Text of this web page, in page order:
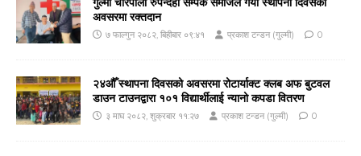
अवसरमा रक्तदान
७ फाल्गुन २०८२, बिहीबार ०९:४१ प्रकाश टन्डन (गुल्मी) 0
२४औँ स्थापना दिवसको अवसरमा रोटार्याक्ट क्लब अफ बुटवल
डाउन टाउनद्वारा १०१ विद्यार्थीलाई न्यानो कपडा वितरण
३ माघ २०८२, शुक्रबार ११:२७ प्रकाश टन्डन (गुल्मी) 0